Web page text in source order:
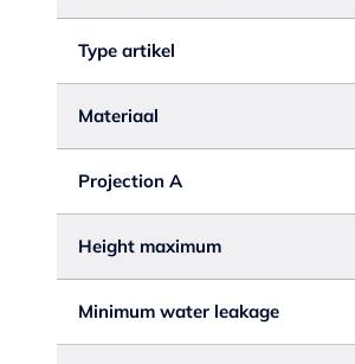
Type artikel
Materiaal
Projection A
Height maximum
Minimum water leakage